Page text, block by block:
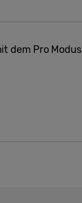
dem Pro Modus